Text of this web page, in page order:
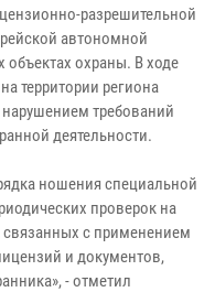
разрешительной
автономной
объектах охраны. В ходе
территории региона
требований
деятельности.
ношения специальной
проверок на
связанных с применением
и документов,
- отметил